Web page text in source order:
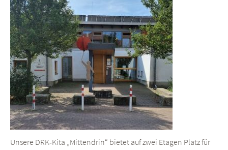
Unsere DRK-Kita „Mittendrin“ bietet auf zwei Etagen Platz für